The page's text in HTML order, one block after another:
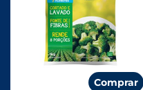
Comprar